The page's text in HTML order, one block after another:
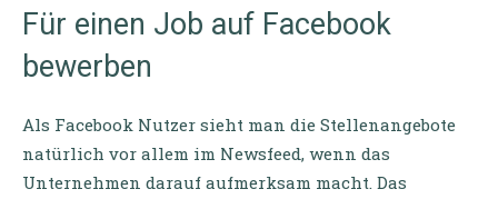
Für einen Job auf Facebook
bewerben
Als Facebook Nutzer sieht man die Stellenangebote
natürlich vor allem im Newsfeed, wenn das
Unternehmen darauf aufmerksam macht. Das